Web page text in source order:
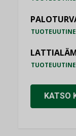
KATSO